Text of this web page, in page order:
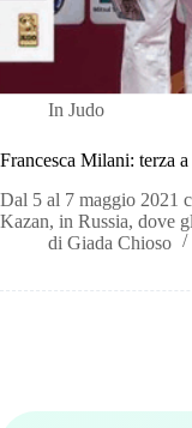
In Judo
Francesca Milani: terza
Dal 5 al 7 maggio 2021
Kazan, in Russia, dove
di Giada Chioso